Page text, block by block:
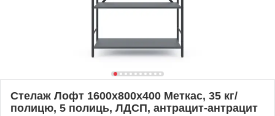
Стелаж Лофт 1600х800х400 Меткас, 35 кг/
полицю, 5 полиць, ЛДСП, антрацит-антрацит